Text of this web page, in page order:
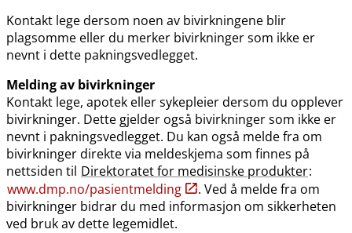
Kontakt lege dersom noen av bivirkningene blir
plagsomme eller du merker bivirkninger som ikke er
nevnt i dette pakningsvedlegget.
Melding av bivirkninger
Kontakt lege, apotek eller sykepleier dersom du opplever
bivirkninger. Dette gjelder også bivirkninger som ikke er
nevnt i pakningsvedlegget. Du kan også melde fra om
bivirkninger direkte via meldeskjema som finnes på
nettsiden til Direktoratet for medisinske produkter:
www.dmp.no​/​pasientmelding
. Ved å melde fra om
bivirkninger bidrar du med informasjon om sikkerheten
ved bruk av dette legemidlet.